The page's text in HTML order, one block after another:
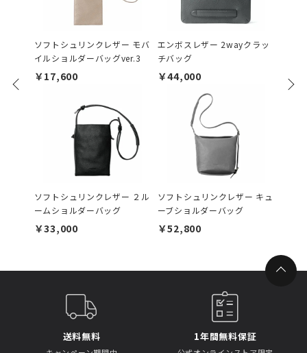
ソフトシュリンクレザー モバ
イルショルダーバッグver.3
￥17,600
ソフトシュリンクレザー ２ル
ームショルダーバッグ
￥33,000
エンボスレザー 2wayクラッ
チバッグ
￥44,000
ソフトシュリンクレザー キュ
ーブショルダーバッグ
￥52,800
￥
送料無料 1年間無料保証